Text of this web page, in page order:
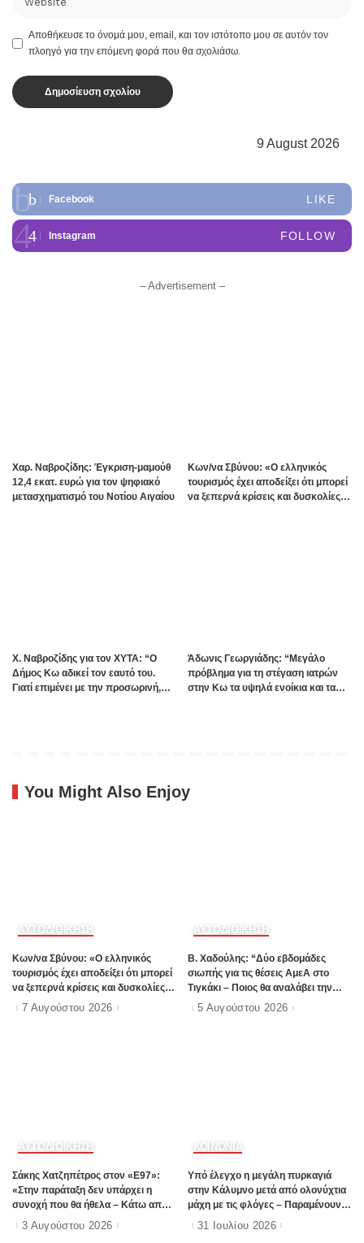
Αποθήκευσε το όνομά μου, email, και τον ιστότοπο μου σε αυτόν τον
πλοηγό για την επόμενη φορά που θα σχολιάσω.
9 August 2026
Facebook LIKE
Instagram FOLLOW
– Advertisement –
Χαρ. Ναβροζίδης: Έγκριση-μαμούθ
12,4 εκατ. ευρώ για τον ψηφιακό
μετασχηματισμό του Νοτίου Αιγαίου
Kων/να Σβύνου: «Ο ελληνικός
τουρισμός έχει αποδείξει ότι μπορεί
να ξεπερνά κρίσεις και δυσκολίες»
Χ. Ναβροζίδης για τον ΧΥΤΑ: “Ο
Δήμος Κω αδικεί τον εαυτό του.
Γιατί επιμένει με την προσωρινή,
Άδωνις Γεωργιάδης: “Μεγάλο
πρόβλημα για τη στέγαση ιατρών
στην Κω τα υψηλά ενοίκια και τα
You Might Also Enjoy
ΑΥΤΟΔΙΟΙΚΗΣΗ
Kων/να Σβύνου: «Ο ελληνικός
τουρισμός έχει αποδείξει ότι μπορεί
να ξεπερνά κρίσεις και δυσκολίες»
Πηγή:www.dimokratiki.gr
7 Αυγούστου 2026
ΑΥΤΟΔΙΟΙΚΗΣΗ
B. Xαδούλης: “Δύο εβδομάδες
σιωπής για τις θέσεις ΑμεΑ στο
Τιγκάκι – Ποιος θα αναλάβει την
ευθύνη”;
5 Αυγούστου 2026
ΑΥΤΟΔΙΟΙΚΗΣΗ
Σάκης Χατζηπέτρος στον «Ε97»:
«Στην παράταξη δεν υπάρχει η
συνοχή που θα ήθελα – Κάτω από
πέντε οι άνθρωποι που έχω
ξεχωρίσει»
3 Αυγούστου 2026
ΚΟΙΝΩΝΙΑ
Υπό έλεγχο η μεγάλη πυρκαγιά
στην Κάλυμνο μετά από ολονύχτια
μάχη με τις φλόγες – Παραμένουν
ισχυρές δυνάμεις στην περιοχή
31 Ιουλίου 2026